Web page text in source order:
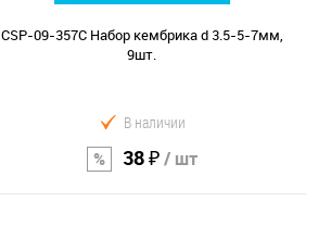
CSP-09-357C Набор кембрика d 3.5-5-7мм,
9шт.
В наличии
38 ₽/ шт